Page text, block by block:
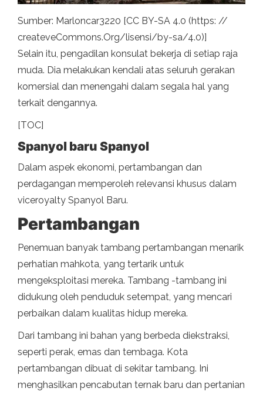
Sumber: Marloncar3220 [CC BY-SA 4.0 (https: //
createveCommons.Org/lisensi/by-sa/4.0)]
Selain itu, pengadilan konsulat bekerja di setiap raja
muda. Dia melakukan kendali atas seluruh gerakan
komersial dan menengahi dalam segala hal yang
terkait dengannya.
[TOC]
Spanyol baru Spanyol
Dalam aspek ekonomi, pertambangan dan
perdagangan memperoleh relevansi khusus dalam
viceroyalty Spanyol Baru.
Pertambangan
Penemuan banyak tambang pertambangan menarik
perhatian mahkota, yang tertarik untuk
mengeksploitasi mereka. Tambang -tambang ini
didukung oleh penduduk setempat, yang mencari
perbaikan dalam kualitas hidup mereka.
Dari tambang ini bahan yang berbeda diekstraksi,
seperti perak, emas dan tembaga. Kota
pertambangan dibuat di sekitar tambang. Ini
menghasilkan pencabutan ternak baru dan pertanian